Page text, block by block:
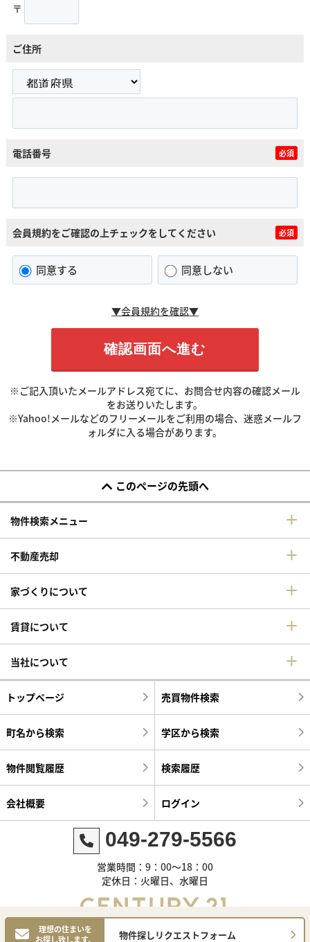
理想の住まいを
お探し致します。
物件探しリクエストフォーム
〒
ご住所
電話番号 必須
会員規約をご確認の上チェックをしてください 必須
同意する 同意しない
▼会員規約を確認▼
※ご記入頂いたメールアドレス宛てに、お問合せ内容の確認メール
をお送りいたします。
※Yahoo!メールなどのフリーメールをご利用の場合、迷惑メールフ
ォルダに入る場合があります。
このページの先頭へ
物件検索メニュー
不動産売却
家づくりについて
賃貸について
当社について
トップページ 売買物件検索
町名から検索 学区から検索
物件閲覧履歴 検索履歴
会社概要 ログイン
049-279-5566
営業時間：9：00～18：00
定休日：火曜日、水曜日